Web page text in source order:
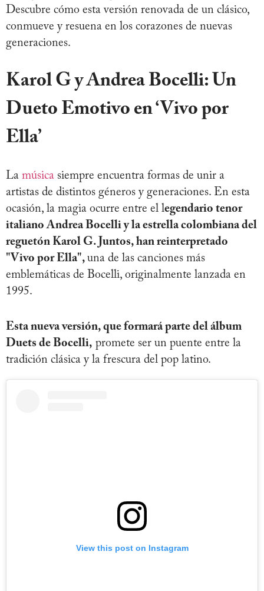
Descubre cómo esta versión renovada de un clásico,
conmueve y resuena en los corazones de nuevas
generaciones.
Karol G y Andrea Bocelli: Un
Dueto Emotivo en ‘Vivo por
Ella’
La música siempre encuentra formas de unir a
artistas de distintos géneros y generaciones. En esta
ocasión, la magia ocurre entre el legendario tenor
italiano Andrea Bocelli y la estrella colombiana del
reguetón Karol G. Juntos, han reinterpretado
"Vivo por Ella", una de las canciones más
emblemáticas de Bocelli, originalmente lanzada en
1995.
Esta nueva versión, que formará parte del álbum
Duets de Bocelli, promete ser un puente entre la
tradición clásica y la frescura del pop latino.
View this post on Instagram